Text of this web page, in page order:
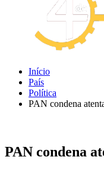
Início
País
Política
PAN condena
PAN condena